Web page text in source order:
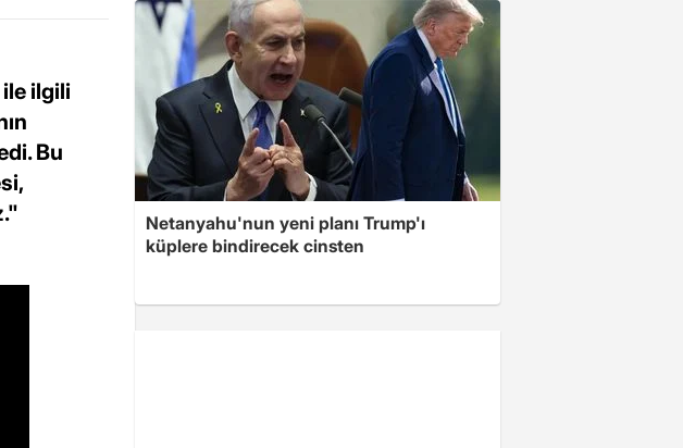
ilgili
Bu
Netanyahu'nun yeni planı Trump'ı
küplere bindirecek cinsten